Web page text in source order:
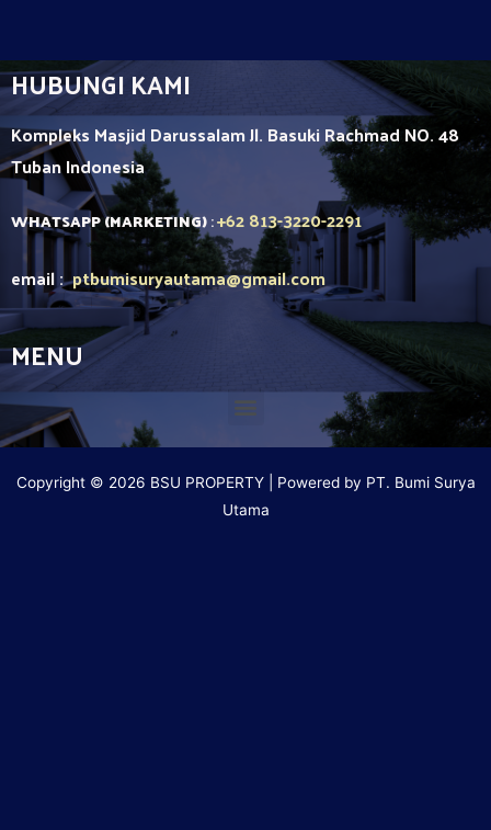
HUBUNGI KAMI
Kompleks Masjid Darussalam Jl. Basuki Rachmad NO. 48
TubanIndonesia
WHATSAPP (MARKETING):+62 813-3220-2291
email :ptbumisuryautama@gmail.com
MENU
Copyright © 2026 BSU PROPERTY | Powered by PT. Bumi Surya
Utama